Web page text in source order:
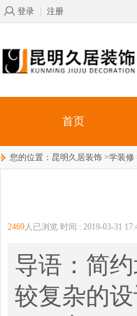
登录 注册
首页
您的位置： 昆明久居装饰 >学装修
2469人已浏览 时间 : 2019-03-31
导语：简
较复杂的